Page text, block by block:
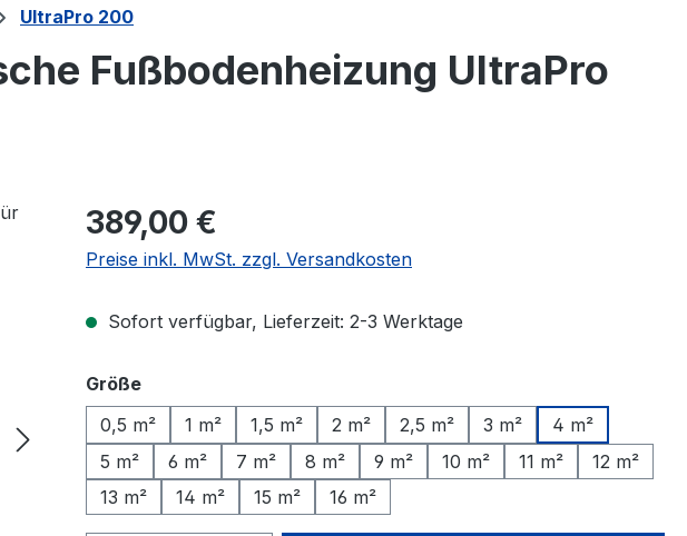
UltraPro 200
Fußbodenheizung UltraPro
Regulärer Preis:
389,00 €
Preise inkl. MwSt. zzgl. Versandkosten
Sofort verfügbar, Lieferzeit: 2-3 Werktage
Größeauswählen
0,5 m²
1 m² 1,5 m² 2 m² 2,5 m² 3 m²
4 m²
5 m²
6 m² 7 m² 8 m² 9 m² 10 m² 11 m²
12 m²
13 m²
14 m² 15 m² 16 m²